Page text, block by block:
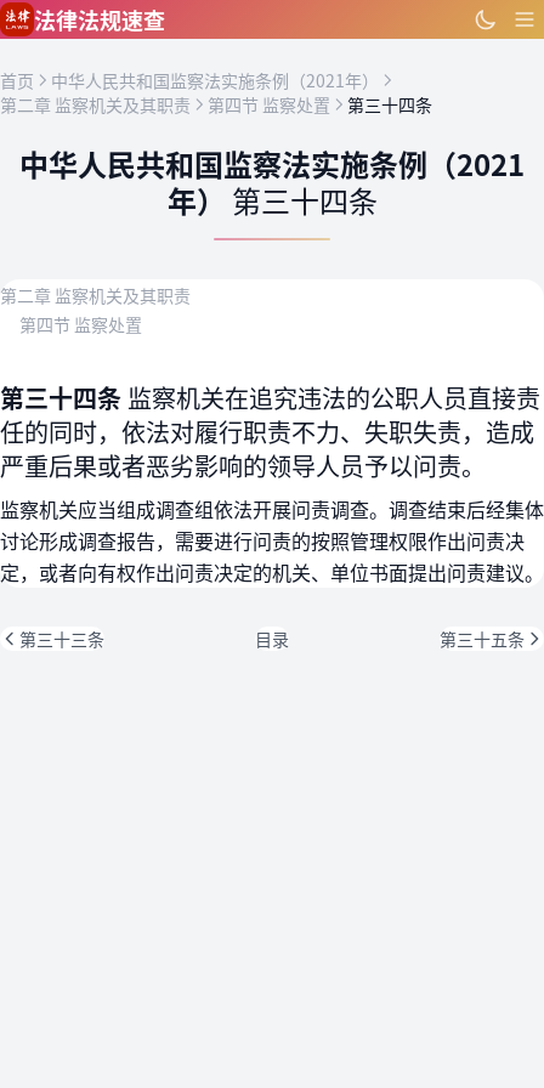
跳到主要内容
法律法规速查
首页
中华人民共和国监察法实施条例（2021年）
第二章 监察机关及其职责
第四节 监察处置 第三十四条
中华人民共和国监察法实施条例（2021
年） 第三十四条
第二章 监察机关及其职责
第四节 监察处置
第三十四条 监察机关在追究违法的公职人员直接责
任的同时，依法对履行职责不力、失职失责，造成
严重后果或者恶劣影响的领导人员予以问责。
监察机关应当组成调查组依法开展问责调查。调查结束后经集体
讨论形成调查报告，需要进行问责的按照管理权限作出问责决
定，或者向有权作出问责决定的机关、单位书面提出问责建议。
第三十三条 目录 第三十五条